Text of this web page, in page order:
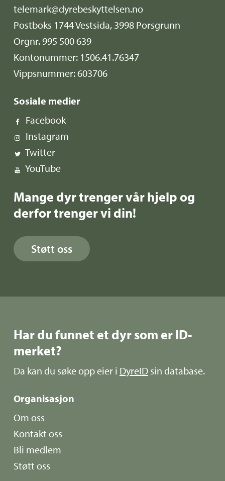
telemark@dyrebeskyttelsen.no
Postboks 1744 Vestsida, 3998 Porsgrunn
Orgnr. 995 500 639
Kontonummer: 1506.41.76347
Vippsnummer: 603706
Sosiale medier
Facebook
Instagram
Twitter
YouTube
Mange dyr trenger vår hjelp og
derfor trenger vi din!
Støtt oss
Har du funnet et dyr som er ID-
merket?
Da kan du søke opp eier i DyreID sin database.
Organisasjon
Om oss
Kontakt oss
Bli medlem
Støtt oss